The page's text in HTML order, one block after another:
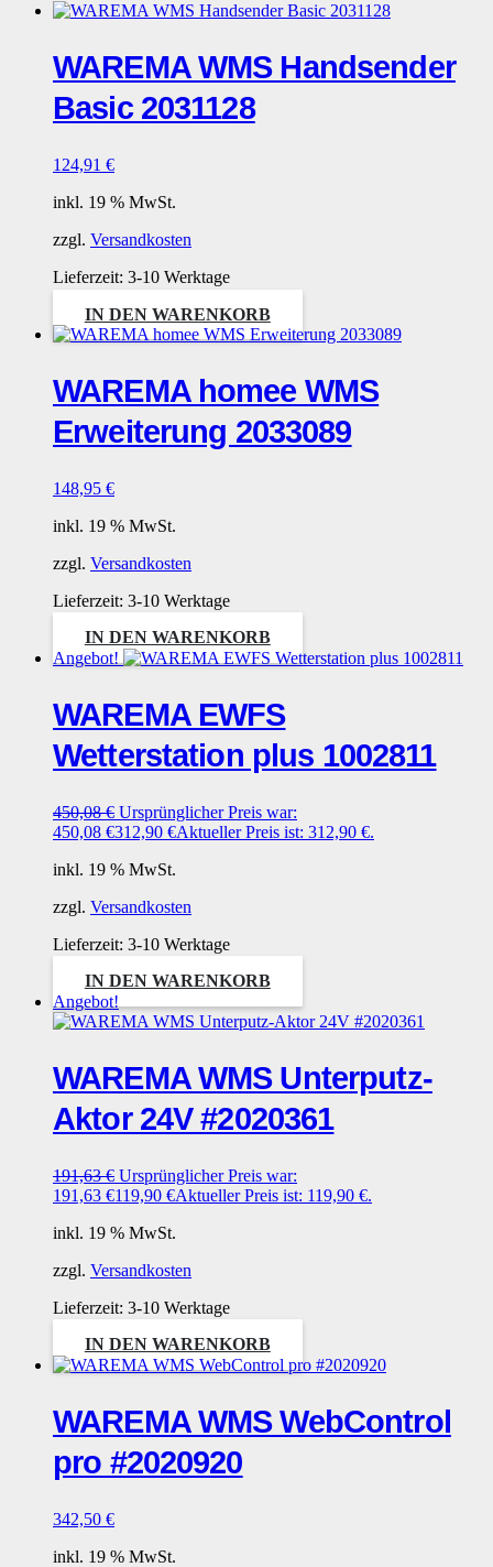
WAREMA WMS Handsender
Basic 2031128
124,91 €
inkl. 19 % MwSt.
zzgl. Versandkosten
Lieferzeit: 3-10 Werktage
IN DEN WARENKORB
WAREMA homee WMS
Erweiterung 2033089
148,95 €
inkl. 19 % MwSt.
zzgl. Versandkosten
Lieferzeit: 3-10 Werktage
IN DEN WARENKORB
Angebot!
WAREMA EWFS
Wetterstation plus 1002811
450,08€ Ursprünglicher Preis war:
450,08 €312,90 €Aktueller Preis ist: 312,90 €.
inkl. 19 % MwSt.
zzgl. Versandkosten
Lieferzeit: 3-10 Werktage
IN DEN WARENKORB
Angebot!
WAREMA WMS Unterputz-
Aktor 24V #2020361
191,63€ Ursprünglicher Preis war:
191,63 €119,90 €Aktueller Preis ist: 119,90 €.
inkl. 19 % MwSt.
zzgl. Versandkosten
Lieferzeit: 3-10 Werktage
IN DEN WARENKORB
WAREMA WMS WebControl
pro #2020920
342,50 €
inkl. 19 % MwSt.